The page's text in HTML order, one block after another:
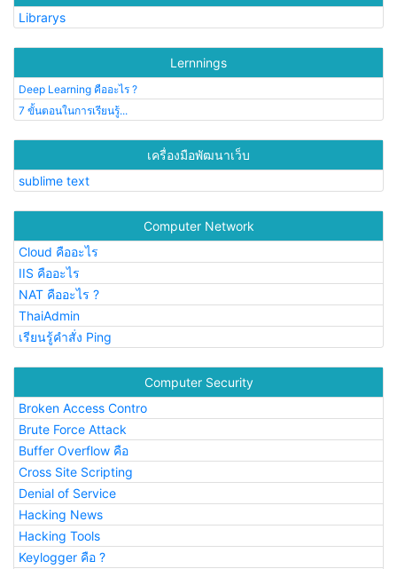
Librarys
Lernnings
Deep Learning คืออะไร ?
7 ขั้นตอนในการเรียนรู้...
เครื่องมือพัฒนาเว็บ
sublime text
Computer Network
Cloud คืออะไร
IIS คืออะไร
NAT คืออะไร ?
ThaiAdmin
เรียนรู้คำสั่ง Ping
Computer Security
Broken Access Contro
Brute Force Attack
Buffer Overflow คือ
Cross Site Scripting
Denial of Service
Hacking News
Hacking Tools
Keylogger คือ ?